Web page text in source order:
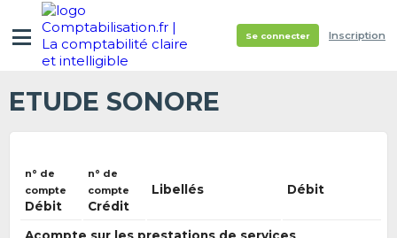
Se connecter Inscription
ETUDE SONORE
n° de
compte
Débit
n° de
compte
Crédit
Libellés Débit
Acompte sur les prestations de services